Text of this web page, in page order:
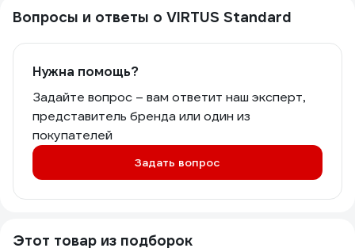
Вопросы и ответы о VIRTUS Standard
Нужна помощь?
Задайте вопрос – вам ответит наш эксперт,
представитель бренда или один из
покупателей
Задать вопрос
Этот товар из подборок